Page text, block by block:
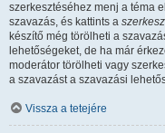
szerkesztéséhez menj a téma
szavazás, és kattints a
készítő még törölheti a
lehetőségeket, de ha már
moderátor törölheti vagy
a szavazást a szavazási
Vissza a tetejére